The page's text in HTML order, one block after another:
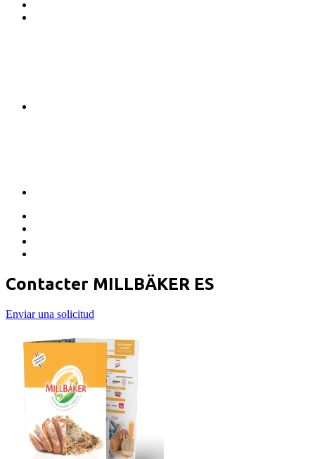
Contacter MILLBÄKER ES
Enviar una solicitud